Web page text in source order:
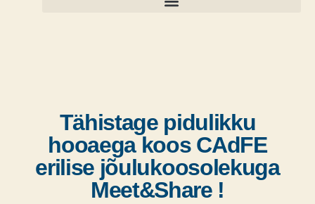
Tähistage pidulikku
hooaega koos CAdFE
erilise jõulukoosolekuga
Meet&Share !